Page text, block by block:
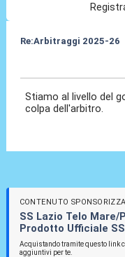
Re:Arbitraggi 2025-26
Stiamo al livello del
colpa dell'arbitro.
CONTENUTO
SS Lazio Telo
Prodotto Ufficiale
Acquistando tramite questo link
aggiuntivi per te.